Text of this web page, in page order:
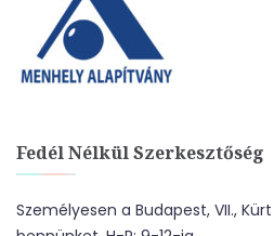
Fedél Nélkül Szerkesztőség
Személyesen a Budapest, VII.,